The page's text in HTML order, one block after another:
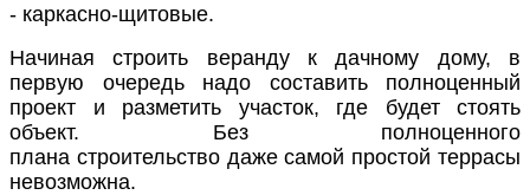
- каркасно-щитовые.
Начиная строить веранду к дачному дому, в
первую очередь надо составить полноценный
проект и разметить участок, где будет стоять
объект. Без полноценного
плана строительство даже самой простой террасы
невозможна.